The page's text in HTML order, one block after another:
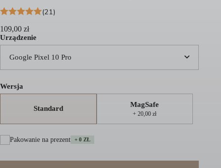
(21)
109,00 zł
Urządzenie
Google Pixel 10 Pro
Wersja
Standard
MagSafe
+ 20,00 zł
Pakowanie na prezent + 0 ZŁ